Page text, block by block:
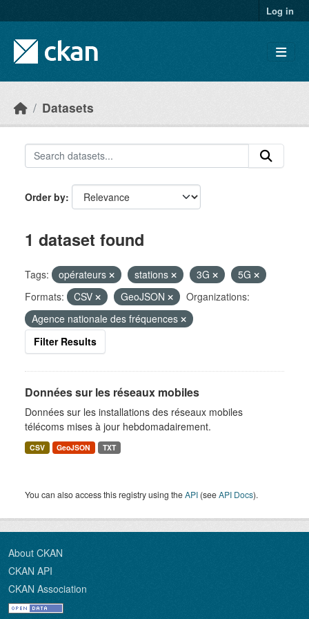
Log in
Datasets
Order by
1 dataset found
Tags: opérateurs stations 3G
5G
Formats:
CSV GeoJSON
Organizations:
Agence nationale des fréquences
Filter Results
Données sur les réseaux mobiles
Données sur les installations des réseaux mobiles
télécoms mises à jour hebdomadairement.
CSV GeoJSON TXT
You can also access this registry using theAPI (seeAPI Docs).
About CKAN
CKAN API
CKAN Association